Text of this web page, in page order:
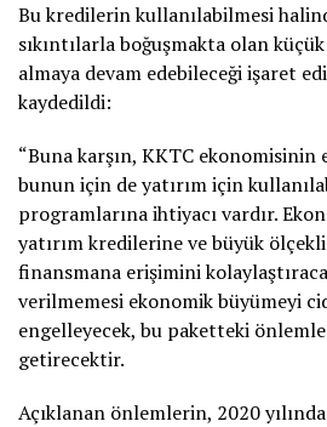
Bu kredilerin kullanılabilmesi
sıkıntılarla boğuşmakta olan
almaya devam edebileceği işaret
kaydedildi:
“Buna karşın, KKTC ekonomisinin
bunun için de yatırım için
programlarına ihtiyacı vardır.
yatırım kredilerine ve büyük
finansmana erişimini
verilmemesi ekonomik büyümeyi
engelleyecek, bu paketteki
getirecektir.
Açıklanan önlemlerin, 2020